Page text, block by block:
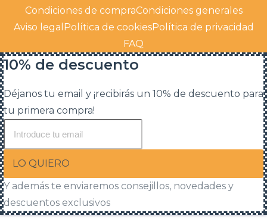
Condiciones de compraCondiciones generales
Aviso legal Política de cookiesPolítica de privacidad
FAQ
10% de descuento
Déjanos tu email y ¡recibirás un 10% de descuento para
tu primera compra!
LO QUIERO
Y además te enviaremos consejillos, novedades y
descuentos exclusivos